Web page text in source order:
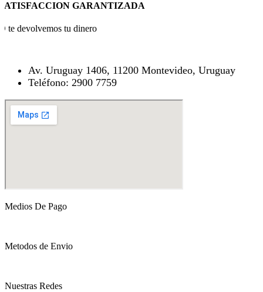
GARANTIZADA
te devolvemos tu dinero
Av. Uruguay 1406, 11200 Montevideo, Uruguay
Teléfono: 2900 7759
Medios De Pago
Metodos de Envio
Nuestras Redes